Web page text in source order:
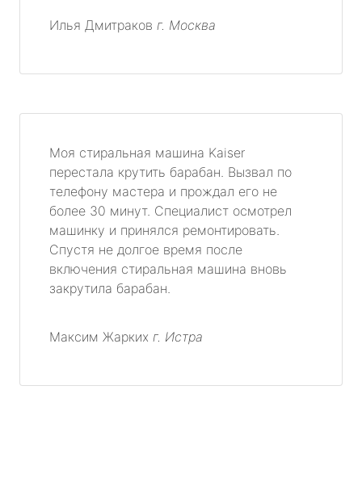
Илья Дмитраков г. Москва
Моя стиральная машина Kaiser
перестала крутить барабан. Вызвал по
телефону мастера и прождал его не
более 30 минут. Специалист осмотрел
машинку и принялся ремонтировать.
Спустя не долгое время после
включения стиральная машина вновь
закрутила барабан.
Максим Жарких г. Истра